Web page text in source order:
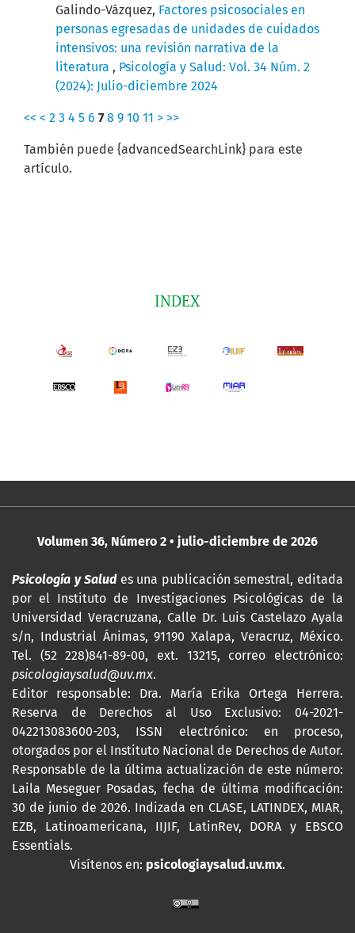
Galindo-Vázquez, Factores psicosociales en
personas egresadas de unidades de cuidados
intensivos: una revisión narrativa de la
literatura , Psicología y Salud: Vol. 34 Núm. 2
(2024): Julio-diciembre 2024
<< < 2 3 4 5 6 7 8 9 10 11 > >>
También puede {advancedSearchLink} para este
artículo.
INDEX
Volumen 36, Número 2 • julio-diciembre de 2026
Psicología y Salud es una publicación semestral, editada
por el Instituto de Investigaciones Psicológicas de la
Universidad Veracruzana, Calle Dr. Luis Castelazo Ayala
s/n, Industrial Ánimas, 91190 Xalapa, Veracruz, México.
Tel. (52 228)841-89-00, ext. 13215, correo electrónico:
psicologiaysalud@uv.mx.
Editor responsable: Dra. María Erika Ortega Herrera.
Reserva de Derechos al Uso Exclusivo: 04-2021-
042213083600-203, ISSN electrónico: en proceso,
otorgados por el Instituto Nacional de Derechos de Autor.
Responsable de la última actualización de este número:
Laila Meseguer Posadas, fecha de última modificación:
30 de junio de 2026. Indizada en CLASE, LATINDEX, MIAR,
EZB, Latinoamericana, IIJIF, LatinRev, DORA y EBSCO
Essentials.
Visítenos en: psicologiaysalud.uv.mx.